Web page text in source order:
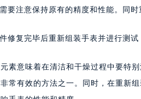
要注意保持原有的精度和性能。同
修复完毕后重新组装手表并进行测试
素意味着在清洁和干燥过程中要特
常有效的方法之一。同时，在重新